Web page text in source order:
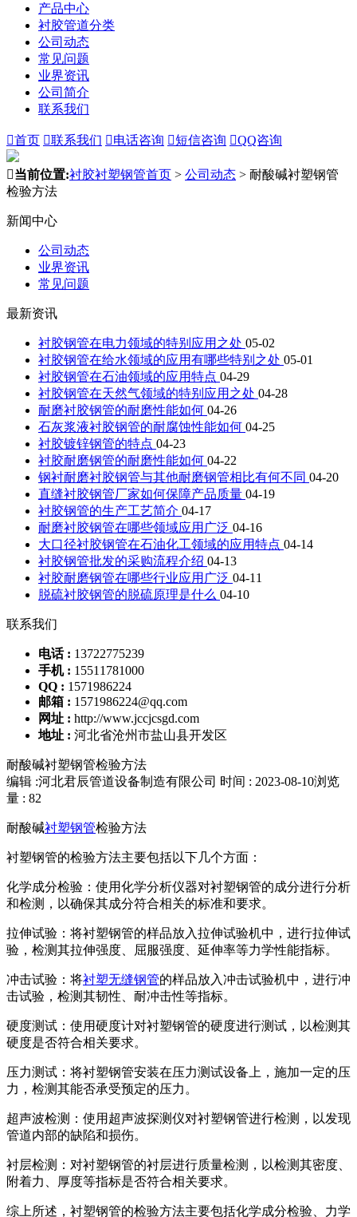
产品中心
衬胶管道分类
公司动态
常见问题
业界资讯
公司简介
联系我们
首页 联系我们 电话咨询 短信咨询 QQ咨询
当前位置:衬胶衬塑钢管首页 > 公司动态 > 耐酸碱衬塑钢管
检验方法
新闻中心
公司动态
业界资讯
常见问题
最新资讯
衬胶钢管在电力领域的特别应用之处 05-02
衬胶钢管在给水领域的应用有哪些特别之处 05-01
衬胶钢管在石油领域的应用特点 04-29
衬胶钢管在天然气领域的特别应用之处 04-28
耐磨衬胶钢管的耐磨性能如何 04-26
石灰浆液衬胶钢管的耐腐蚀性能如何 04-25
衬胶镀锌钢管的特点 04-23
衬胶耐磨钢管的耐磨性能如何 04-22
钢衬耐磨衬胶钢管与其他耐磨钢管相比有何不同 04-20
直缝衬胶钢管厂家如何保障产品质量 04-19
衬胶钢管的生产工艺简介 04-17
耐磨衬胶钢管在哪些领域应用广泛 04-16
大口径衬胶钢管在石油化工领域的应用特点 04-14
衬胶钢管批发的采购流程介绍 04-13
衬胶耐磨钢管在哪些行业应用广泛 04-11
脱硫衬胶钢管的脱硫原理是什么 04-10
联系我们
电话 : 13722775239
手机 : 15511781000
QQ : 1571986224
邮箱 : 1571986224@qq.com
网址 : http://www.jccjcsgd.com
地址 : 河北省沧州市盐山县开发区
耐酸碱衬塑钢管检验方法
编辑 :河北君辰管道设备制造有限公司 时间 : 2023-08-10浏览
量 : 82
耐酸碱衬塑钢管检验方法
衬塑钢管的检验方法主要包括以下几个方面：
化学成分检验：使用化学分析仪器对衬塑钢管的成分进行分析
和检测，以确保其成分符合相关的标准和要求。
拉伸试验：将衬塑钢管的样品放入拉伸试验机中，进行拉伸试
验，检测其拉伸强度、屈服强度、延伸率等力学性能指标。
冲击试验：将衬塑无缝钢管的样品放入冲击试验机中，进行冲
击试验，检测其韧性、耐冲击性等指标。
硬度测试：使用硬度计对衬塑钢管的硬度进行测试，以检测其
硬度是否符合相关要求。
压力测试：将衬塑钢管安装在压力测试设备上，施加一定的压
力，检测其能否承受预定的压力。
超声波检测：使用超声波探测仪对衬塑钢管进行检测，以发现
管道内部的缺陷和损伤。
衬层检测：对衬塑钢管的衬层进行质量检测，以检测其密度、
附着力、厚度等指标是否符合相关要求。
综上所述，衬塑钢管的检验方法主要包括化学成分检验、力学